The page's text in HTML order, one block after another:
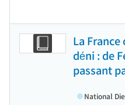
La
déni : de
passant
National